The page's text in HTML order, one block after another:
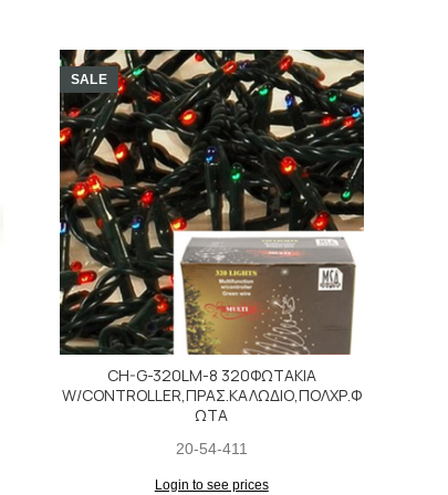
SALE
CH-G-320LM-8 320ΦΩΤΑΚΙΑ
W/CONTROLLER,ΠΡΑΣ.ΚΑΛΩΔΙΟ,ΠΟΛΧΡ.Φ
ΩΤΑ
20-54-411
Login to see prices